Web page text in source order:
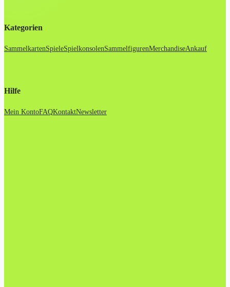
Kategorien
SammelkartenSpieleSpielkonsolenSammelfigurenMerchandiseAnkauf
Hilfe
Mein KontoFAQKontaktNewsletter